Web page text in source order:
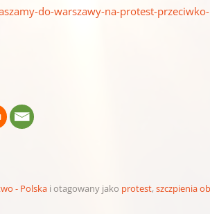
do-warszawy-na-protest-
- Polska i otagowany jako protest,szczpienia